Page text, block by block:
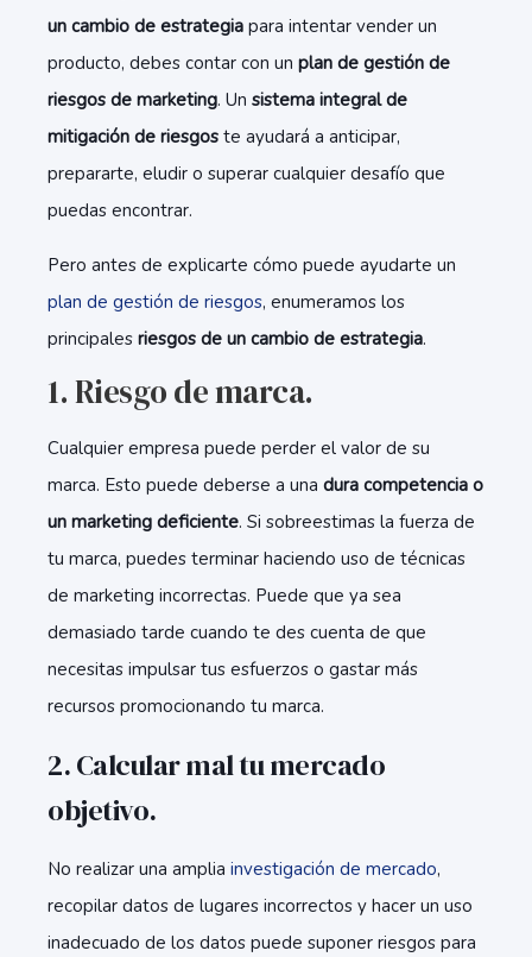
un cambio de estrategia para intentar vender un
producto, debes contar con un plan de gestión de
riesgos de marketing. Un sistema integral de
mitigación de riesgos te ayudará a anticipar,
prepararte, eludir o superar cualquier desafío que
puedas encontrar.
Pero antes de explicarte cómo puede ayudarte un
plan de gestión de riesgos, enumeramos los
principales riesgos de un cambio de estrategia.
1. Riesgo de marca.
Cualquier empresa puede perder el valor de su
marca. Esto puede deberse a una dura competencia o
un marketing deficiente. Si sobreestimas la fuerza de
tu marca, puedes terminar haciendo uso de técnicas
de marketing incorrectas. Puede que ya sea
demasiado tarde cuando te des cuenta de que
necesitas impulsar tus esfuerzos o gastar más
recursos promocionando tu marca.
2. Calcular mal tu mercado
objetivo.
No realizar una amplia investigación de mercado,
recopilar datos de lugares incorrectos y hacer un uso
inadecuado de los datos puede suponer riesgos para